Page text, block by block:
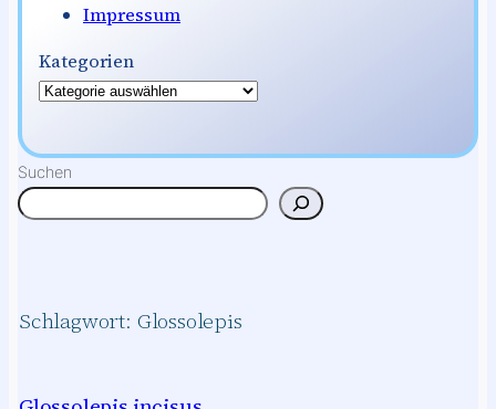
Impressum
Kategorien
Suchen
Schlagwort: Glossolepis